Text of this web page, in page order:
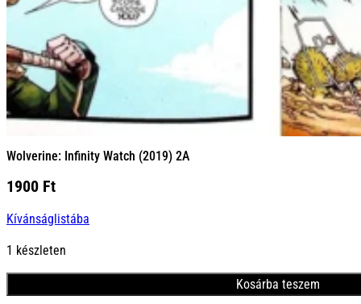
Wolverine: Infinity Watch (2019) 2A
1900 Ft
Kívánságlistába
1 készleten
Kosárba teszem